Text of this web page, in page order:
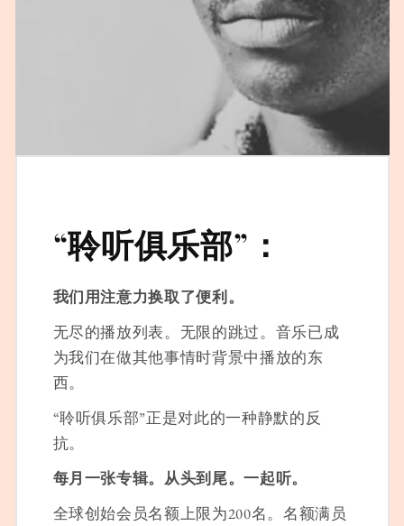
“聆听俱乐部”：
我们用注意力换取了便利。
无尽的播放列表。无限的跳过。音乐已成
为我们在做其他事情时背景中播放的东
西。
“聆听俱乐部”正是对此的一种静默的反
抗。
每月一张专辑。从头到尾。一起听。
全球创始会员名额上限为200名。名额满员